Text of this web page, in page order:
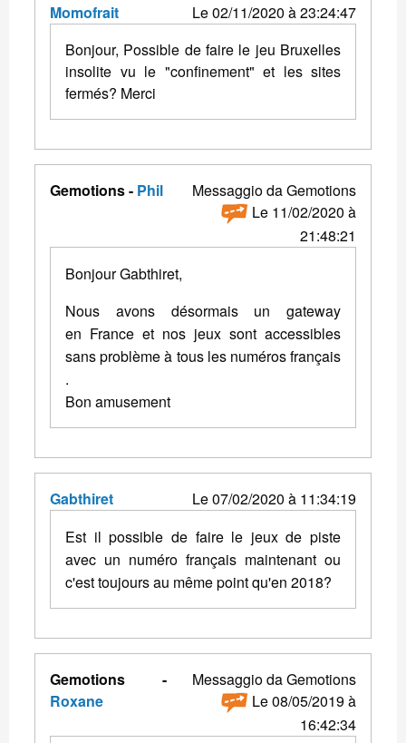
Momofrait
Le 02/11/2020 à 23:24:47
Bonjour, Possible de faire le jeu Bruxelles
insolite vu le "confinement" et les sites
fermés? Merci
Gemotions - Phil
Messaggio da Gemotions
Le 11/02/2020 à
21:48:21
Bonjour Gabthiret,
Nous avons désormais un gateway
en France et nos jeux sont accessibles
sans problème à tous les numéros français
.
Bon amusement
Gabthiret
Le 07/02/2020 à 11:34:19
Est il possible de faire le jeux de piste
avec un numéro français maintenant ou
c'est toujours au même point qu'en 2018?
Gemotions -
Roxane
Messaggio da Gemotions
Le 08/05/2019 à
16:42:34